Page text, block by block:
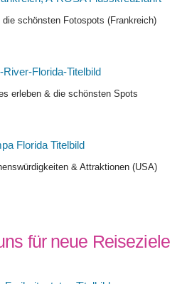
schönsten Fotospots (Frankreich)
erleben & die schönsten Spots
& Attraktionen (USA)
für neue Reiseziele